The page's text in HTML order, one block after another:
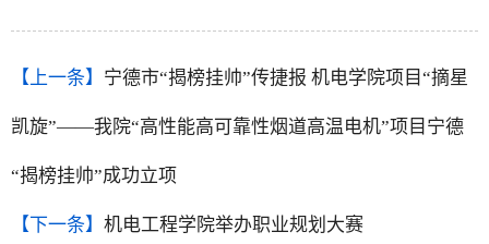
【上一条】 宁德市“揭榜挂帅”传捷报 机电学院项目“摘星
凯旋”——我院“高性能高可靠性烟道高温电机”项目宁德
“揭榜挂帅”成功立项
【下一条】 机电工程学院举办职业规划大赛